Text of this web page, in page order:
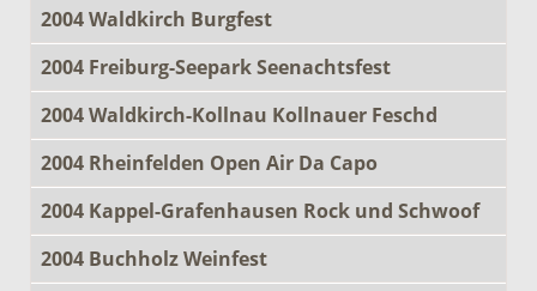
2004 Waldkirch Burgfest
2004 Freiburg-Seepark Seenachtsfest
2004 Waldkirch-Kollnau Kollnauer Feschd
2004 Rheinfelden Open Air Da Capo
2004 Kappel-Grafenhausen Rock und Schwoof
2004 Buchholz Weinfest